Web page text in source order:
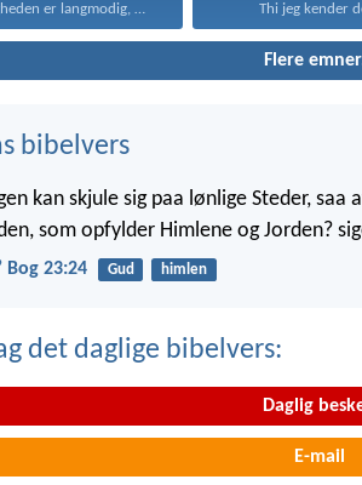
Kærligheden er langmodig, er... Thi jeg kender
Flere
bibelvers
kan skjule sig paa lønlige Steder, saa
som opfylder Himlene og Jorden?
Bog 23:24 Gud himlen
det daglige bibelvers:
Daglig
E-mail